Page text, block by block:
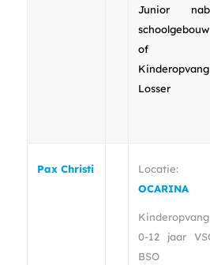
Junior
schoolgebouw
of
Kinderopvang
Losser
Pax Christi
Locatie:
OCARINA
Kinderopvang
0-12 jaar
BSO